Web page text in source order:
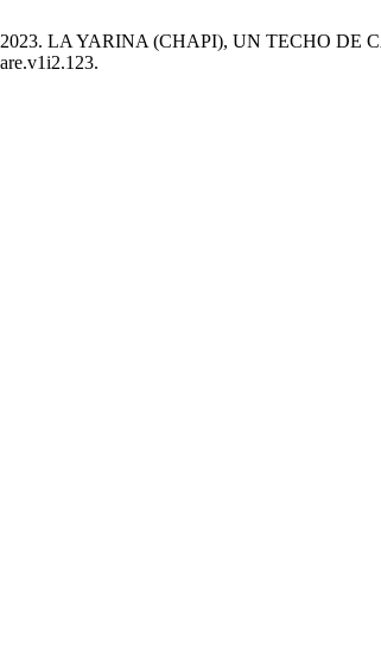
2023. LA YARINA (CHAPI), UN TECHO DE